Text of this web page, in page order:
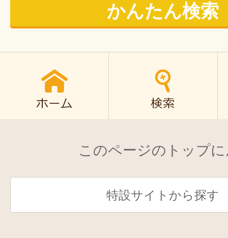
かんたん検索
このページのトップ
特設サイトから探す